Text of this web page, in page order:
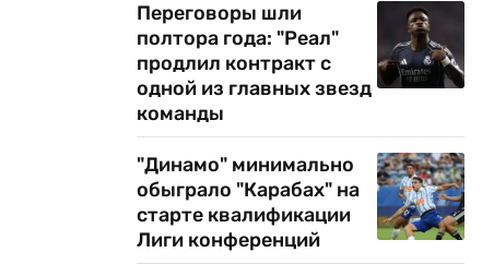
Переговоры шли
полтора года: "Реал"
продлил контракт с
одной из главных звезд
команды
"Динамо" минимально
обыграло "Карабах" на
старте квалификации
Лиги конференций